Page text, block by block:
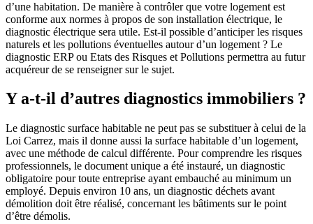
d’une habitation. De manière à contrôler que votre logement est
conforme aux normes à propos de son installation électrique, le
diagnostic électrique sera utile. Est-il possible d’anticiper les risques
naturels et les pollutions éventuelles autour d’un logement ? Le
diagnostic ERP ou Etats des Risques et Pollutions permettra au futur
acquéreur de se renseigner sur le sujet.
Y a-t-il d’autres diagnostics immobiliers ?
Le diagnostic surface habitable ne peut pas se substituer à celui de la
Loi Carrez, mais il donne aussi la surface habitable d’un logement,
avec une méthode de calcul différente. Pour comprendre les risques
professionnels, le document unique a été instauré, un diagnostic
obligatoire pour toute entreprise ayant embauché au minimum un
employé. Depuis environ 10 ans, un diagnostic déchets avant
démolition doit être réalisé, concernant les bâtiments sur le point
d’être démolis.